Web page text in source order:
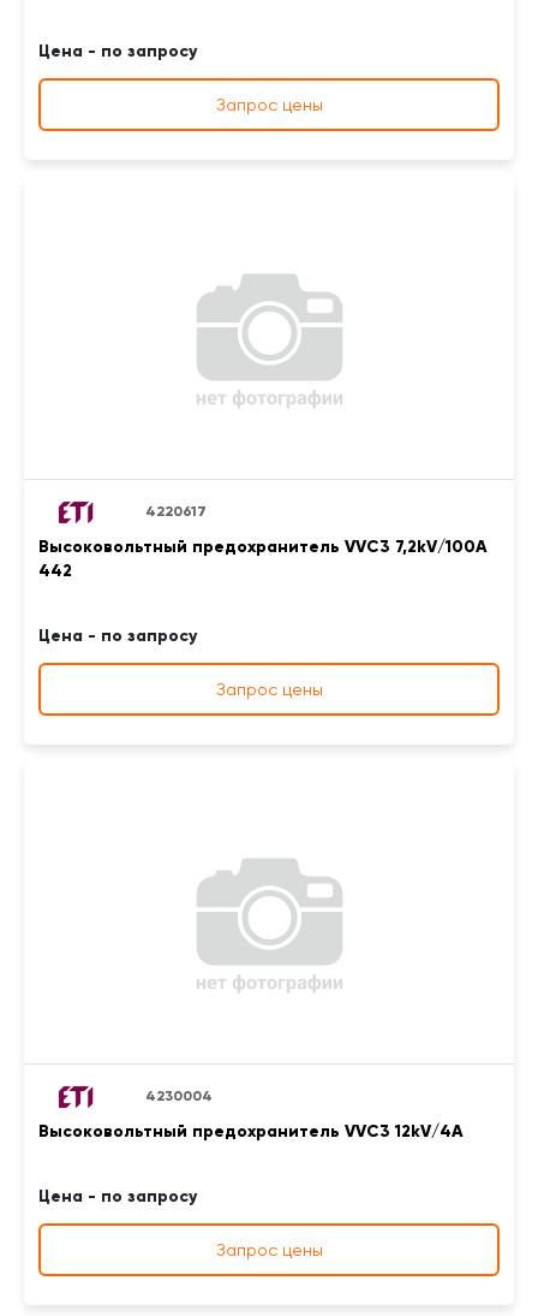
Цена - по запросу
Запрос цены
4220617
Высоковольтный предохранитель VVC3 7,2kV/100A
442
Цена - по запросу
Запрос цены
4230004
Высоковольтный предохранитель VVC3 12kV/4A
Цена - по запросу
Запрос цены